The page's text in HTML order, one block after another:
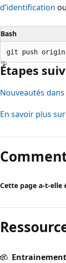
d’identification ou
Bash
Étapes
Nouveautés
En savoir plus
Cette page a-t-elle
Entrainement